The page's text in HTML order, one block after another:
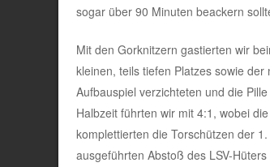
sogar über 90 Minuten beackern
Mit den Gorknitzern gastierten wir
kleinen, teils tiefen Platzes sowie
Aufbauspiel verzichteten und die
Halbzeit führten wir mit 4:1, wobei
komplettierten die Torschützen der
ausgeführten Abstoß des LSV-